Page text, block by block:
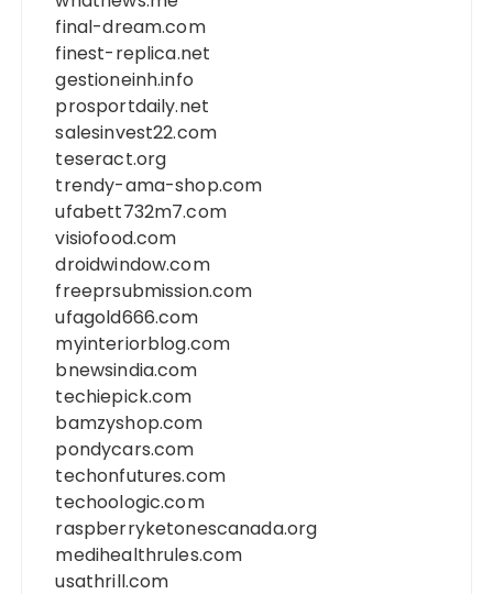
final-dream.com
finest-replica.net
gestioneinh.info
prosportdaily.net
salesinvest22.com
teseract.org
trendy-ama-shop.com
ufabett732m7.com
visiofood.com
droidwindow.com
freeprsubmission.com
ufagold666.com
myinteriorblog.com
bnewsindia.com
techiepick.com
bamzyshop.com
pondycars.com
techonfutures.com
techoologic.com
raspberryketonescanada.org
medihealthrules.com
usathrill.com